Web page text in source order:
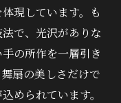
現しています。も
で、光沢がありな
の所作を一層引き
扇の美しさだけで
められています。